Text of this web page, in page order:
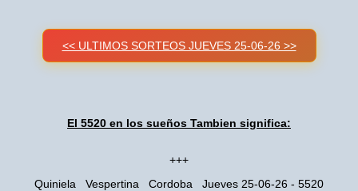
<< ULTIMOS SORTEOS JUEVES 25-06-26 >>
El 5520 en los sueños Tambien significa:
+++
Quiniela Vespertina Cordoba Jueves 25-06-26 - 5520